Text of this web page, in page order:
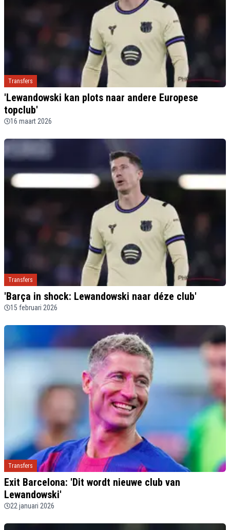
Transfers
'Lewandowski kan plots naar andere Europese
topclub'
16 maart 2026
Transfers
'Barça in shock: Lewandowski naar déze club'
15 februari 2026
Transfers
Exit Barcelona: 'Dit wordt nieuwe club van
Lewandowski'
22 januari 2026